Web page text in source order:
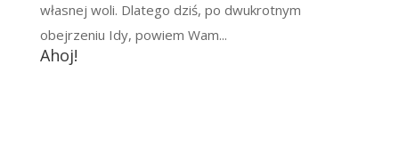
własnej woli. Dlatego dziś, po dwukrotnym
obejrzeniu Idy, powiem Wam...
Ahoj!